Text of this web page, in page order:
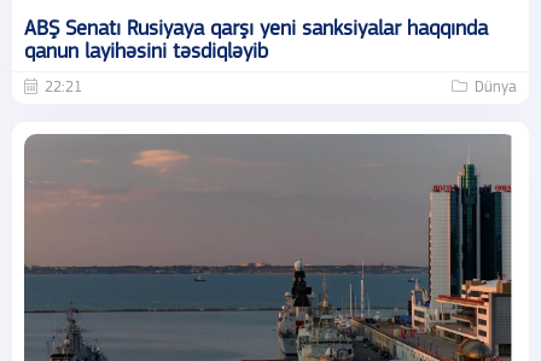
ABŞ Senatı Rusiyaya qarşı yeni sanksiyalar haqqında
qanun layihəsini təsdiqləyib
22:21 Dünya